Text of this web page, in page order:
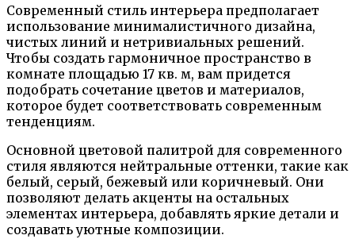
Современный стиль интерьера предполагает
использование минималистичного дизайна,
чистых линий и нетривиальных решений.
Чтобы создать гармоничное пространство в
комнате площадью 17 кв. м, вам придется
подобрать сочетание цветов и материалов,
которое будет соответствовать современным
тенденциям.
Основной цветовой палитрой для современного
стиля являются нейтральные оттенки, такие как
белый, серый, бежевый или коричневый. Они
позволяют делать акценты на остальных
элементах интерьера, добавлять яркие детали и
создавать уютные композиции.